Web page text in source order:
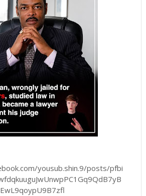
yousub.shin.9/posts/pfbi